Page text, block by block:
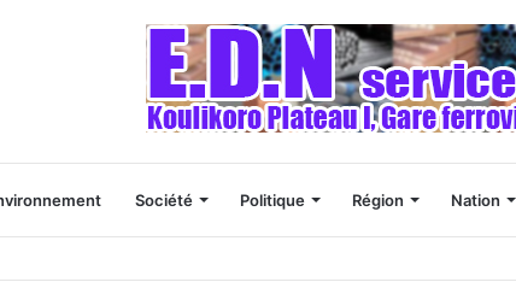
Société Politique Région Nation
tourner vers des études scientifiques, selon un responsable malien